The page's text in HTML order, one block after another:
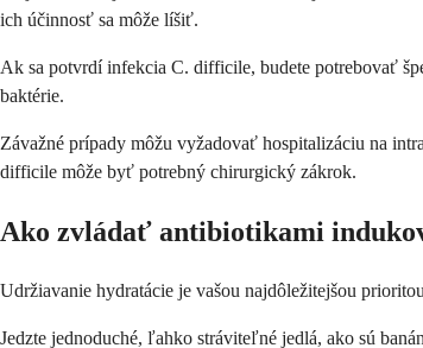
ich účinnosť sa môže líšiť.
Ak sa potvrdí infekcia C. difficile, budete potrebovať
baktérie.
Závažné prípady môžu vyžadovať hospitalizáciu na
difficile môže byť potrebný chirurgický zákrok.
Ako zvládať antibiotikami
Udržiavanie hydratácie je vašou najdôležitejšou
Jedzte jednoduché, ľahko stráviteľné jedlá, ako sú